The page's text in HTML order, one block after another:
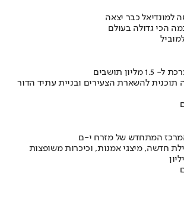
למונדיאל כבר יצאה
הכי גדולה בעולם
תוכנית להשארת הצעירים ובניית עתיד הדור
המרכז המתחדש של מזרח י-ם
חדשה, מיצגי אמנות, וכיכרות משופצות